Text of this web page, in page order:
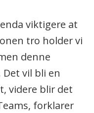
viktigere at
tro holder vi
denne
vil bli en
videre blir det
forklarer